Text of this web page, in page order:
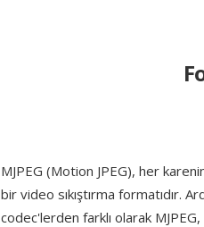
MJPEG (Motion JPEG), her
bir video sıkıştırma formatıdır.
codec'lerden farklı olarak